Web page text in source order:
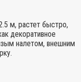
м, растет быстро,
декоративное
налетом, внешним